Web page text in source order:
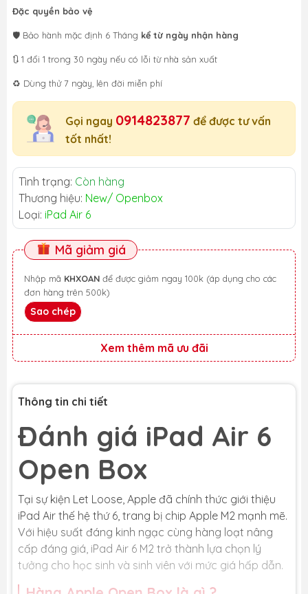
Đặc quyền bảo vệ
🛡️ Bảo hành mặc định 6 Tháng kể từ ngày nhận hàng
🔃 1 đổi 1 trong 30 ngày nếu có lỗi từ nhà sản xuất
♻️ Dùng thử 7 ngày, lên đời miễn phí
Gọi ngay 0914823877 để được tư vấn
tốt nhất!
Tình trạng: Còn hàng
Thương hiệu: New/ Openbox
Loại: iPad Air 6
Mã giảm giá
Nhập mã KHXOAN
đơn hàng trên 500k)
Sao chép
Xem thêm mã ưu đãi
Thông tin chi tiết
Đánh giá iPad Air 6
Open Box
Tại sự kiện Let Loose, Apple đã chính thức giới thiệu
iPad Air thế hệ thứ 6, trang bị chip Apple M2 mạnh mẽ.
Với hiệu suất đáng kinh ngạc cùng hàng loạt nâng
cấp đáng giá, iPad Air 6 M2 trở thành lựa chọn lý
tưởng cho học sinh và sinh viên với mức giá hấp dẫn.